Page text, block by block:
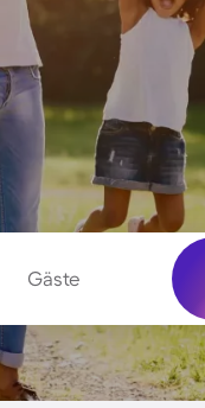
Gäste